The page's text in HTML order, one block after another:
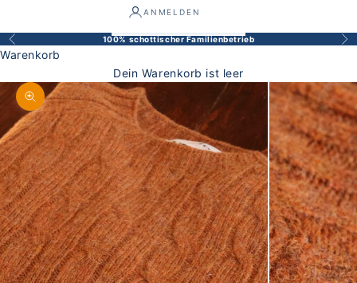
ANMELDEN
Zurück 100% schottischer Familienbetrieb Vor
Warenkorb
Dein Warenkorb ist leer
Bild vergrößern